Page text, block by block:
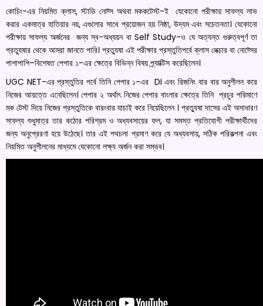
কোচিং-এর নিয়মিত ক্লাস, স্টাডি নোট্স অথবা মককটেস্ট-ই যেকোনো পরীক্ষায় সাফল্য লাভ
করার একমাত্র হাতিয়ার নয়, এগুলোর সাথে প্রয়োজন হয় নিষ্ঠা, উদ্যম এবং সচেতনতা। যেকোনো
পরীক্ষায় সাফল্য অর্জনের জন্য স্ব-অধ্যয়ন বা Self Study-ও যে অত্যন্ত গুরুত্বপূর্ণ তা
প্রত্যুষার থেকে আমরা জানতে পারি। প্রত্যুষা এই পরীক্ষার প্রস্তুতিপর্বে ক্লাস লেক্চার বা নোট্সের
পাশাপাশি–বিশেষতপেপার ১-এর ক্ষেত্রে বিভিন্ন বিষয় প্র্যাক্টিস করেছিলেন।
UGC NET-এর প্রস্তুতির পর্বে তিনি পেপার ১-এর DI এবং রিজনিং বার বার অনুশীলন করে
নিজের আয়ত্তে এনেছিলেন। পেপার ২ অর্থাৎ নিজের পেপার বাংলার ক্ষেত্রে তিনি প্রচুর পরিমাণে
মক টেস্ট দিয়ে নিজের প্রস্তুতিকে বারংবার যাচাই করে নিয়েছিলেন । প্রত্যুষা দাসের এই অসাধারণ
সাফল্য শুধুমাত্র তার কঠোর পরিশ্রম ও অধ্যবসায়ের ফল, যা সমস্ত প্রতিযোগী পরীক্ষার্থীদের
জন্য অনুপ্রেরণা হয়ে উঠেছে। তার এই পথচলা প্রমাণ করে যে অধ্যবসায়, সঠিক পরিকল্পনা এবং
নিয়মিত অনুশীলনের মাধ্যমে যেকোনো লক্ষ্য অর্জন করা সম্ভব।